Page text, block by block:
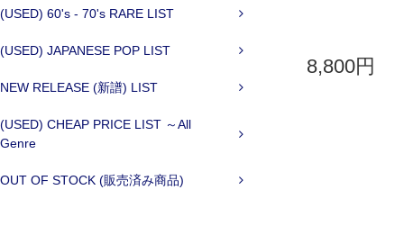
(USED) 60's - 70's RARE LIST
(USED) JAPANESE POP LIST
NEW RELEASE (新譜) LIST
(USED) CHEAP PRICE LIST ～All
Genre
OUT OF STOCK (販売済み商品)
8,800円